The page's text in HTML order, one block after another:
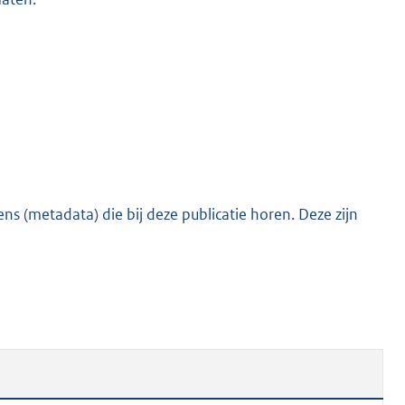
b
(metadata) die bij deze publicatie horen. Deze zijn